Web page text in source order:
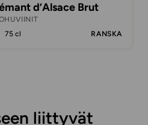
d’Alsace Brut
75 cl RANSKA
liittyvät